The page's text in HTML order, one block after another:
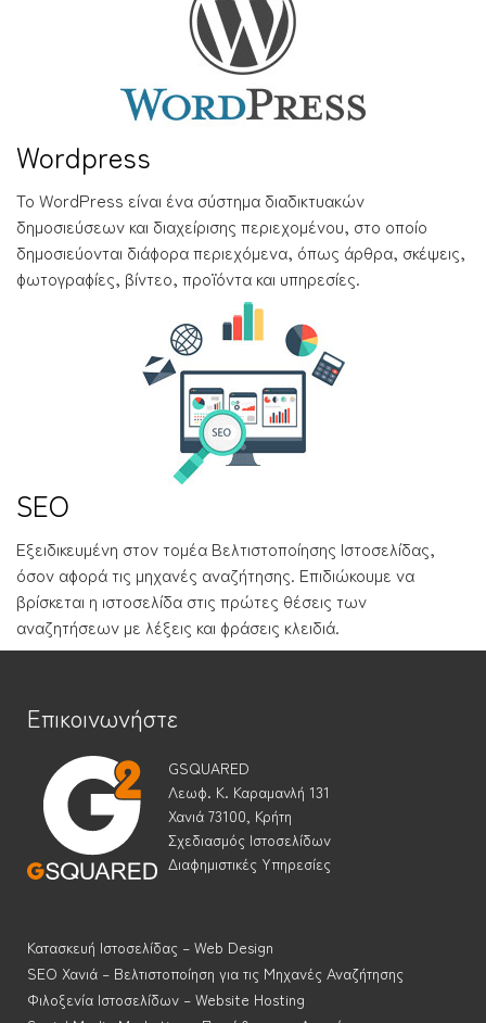
Wordpress
Το WordPress είναι ένα σύστημα διαδικτυακών
δημοσιεύσεων και διαχείρισης περιεχομένου, στο οποίο
δημοσιεύονται διάφορα περιεχόμενα, όπως άρθρα, σκέψεις,
φωτογραφίες, βίντεο, προϊόντα και υπηρεσίες.
SEO
Εξειδικευμένη στον τομέα Βελτιστοποίησης Ιστοσελίδας,
όσον αφορά τις μηχανές αναζήτησης. Επιδιώκουμε να
βρίσκεται η ιστοσελίδα στις πρώτες θέσεις των
αναζητήσεων με λέξεις και φράσεις κλειδιά.
Επικοινωνήστε
GSQUARED
Λεωφ. Κ. Καραμανλή 131
Χανιά 73100, Κρήτη
Σχεδιασμός Ιστοσελίδων
Διαφημιστικές Υπηρεσίες
Κατασκευή Ιστοσελίδας – Web Design
SEO Χανιά – Βελτιστοποίηση για τις Μηχανές Αναζήτησης
Φιλοξενία Ιστοσελίδων – Website Hosting